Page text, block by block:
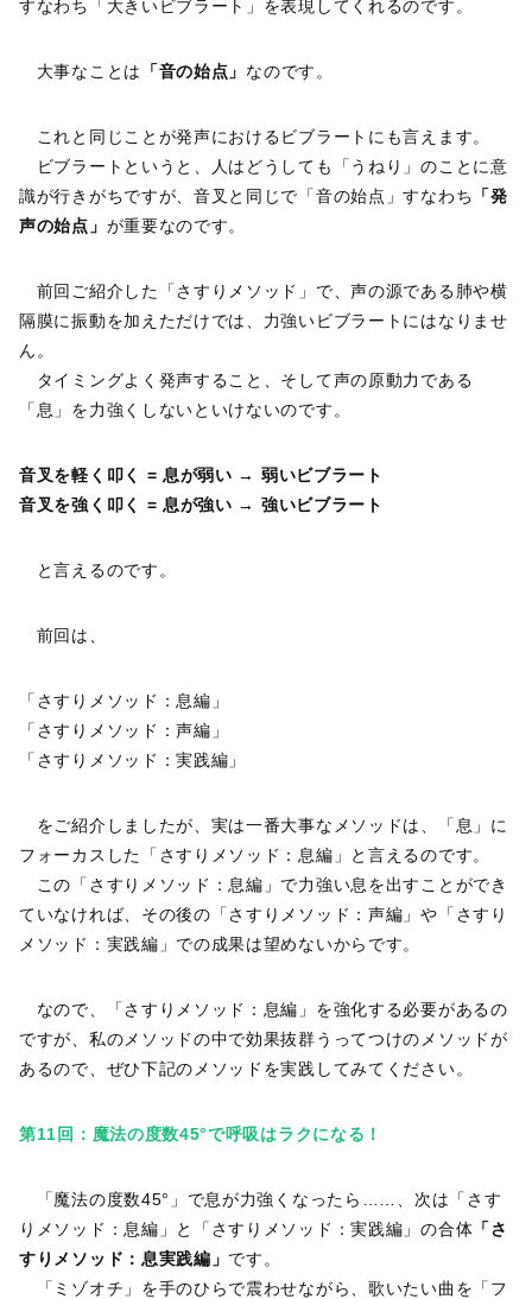
すなわち「大きいビブラート」を表現してくれるのです。
大事なことは 「音の始点」 なのです。
これと同じことが発声におけるビブラートにも言えます。
ビブラートというと、人はどうしても「うねり」のことに意
識が行きがちですが、音叉と同じで「音の始点」すなわち 「発
声の始点」 が重要なのです。
前回ご紹介した「さすりメソッド」で、声の源である肺や横
隔膜に振動を加えただけでは、力強いビブラートにはなりませ
ん。
タイミングよく発声すること、そして声の原動力である
「息」を力強くしないといけないのです。
音叉を軽く叩く = 息が弱い → 弱いビブラート
音叉を強く叩く = 息が強い → 強いビブラート
と言えるのです。
前回は、
「さすりメソッド：息編」
「さすりメソッド：声編」
「さすりメソッド：実践編」
をご紹介しましたが、実は一番大事なメソッドは、「息」に
フォーカスした「さすりメソッド：息編」と言えるのです。
この「さすりメソッド：息編」で力強い息を出すことができ
ていなければ、その後の「さすりメソッド：声編」や「さすり
メソッド：実践編」での成果は望めないからです。
なので、「さすりメソッド：息編」を強化する必要があるの
ですが、私のメソッドの中で効果抜群うってつけのメソッドが
あるので、ぜひ下記のメソッドを実践してみてください。
第11回：魔法の度数45°で呼吸はラクになる！
「魔法の度数45°」で息が力強くなったら……、次は「さす
りメソッド：息編」と「さすりメソッド：実践編」の合体 「さ
すりメソッド：息実践編」 です。
「ミゾオチ」を手のひらで震わせながら、歌いたい曲を「フ